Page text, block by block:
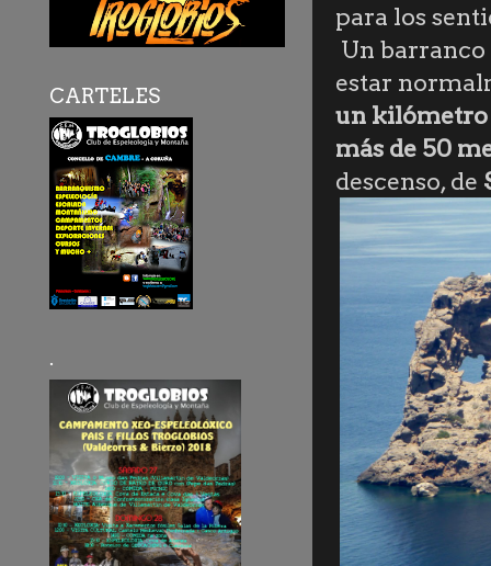
para los
Un barranco
estar
un
más de 50
descenso, de
CARTELES
.